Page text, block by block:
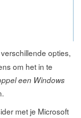
opties,
om het in te
een Windows
met je Microsoft